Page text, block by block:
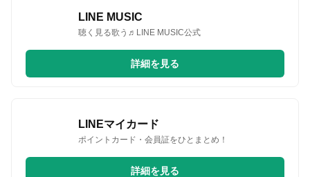
LINE MUSIC
聴く見る歌う♬LINE MUSIC公式
詳細を見る
LINEマイカード
ポイントカード・会員証をひとまとめ！
詳細を見る